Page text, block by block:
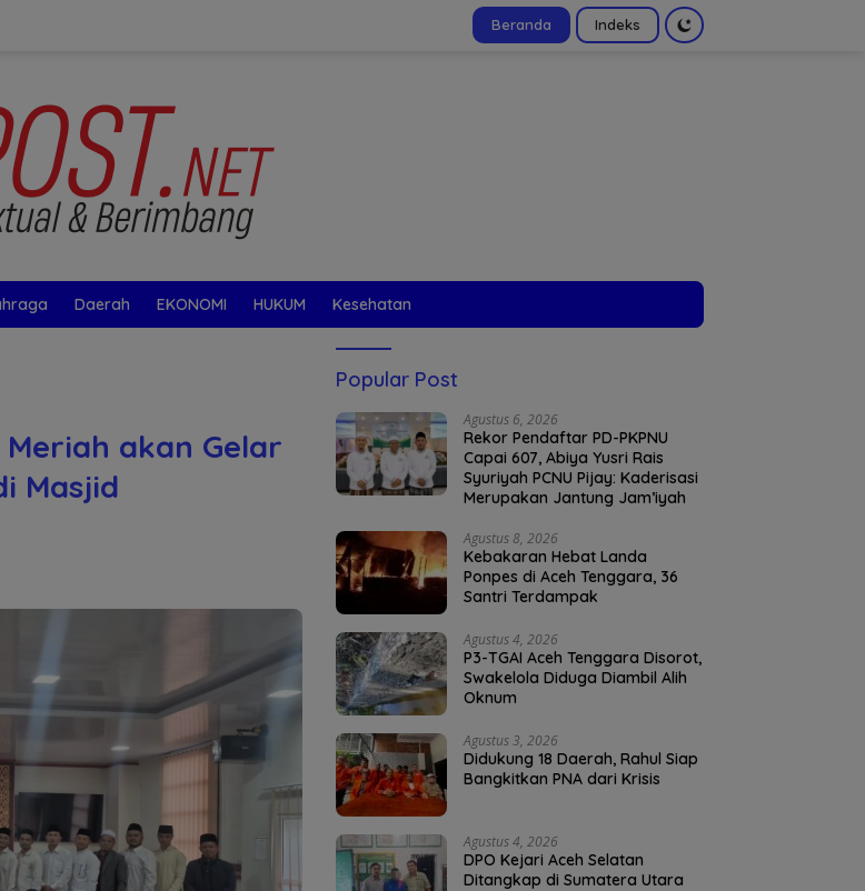
Beranda Indeks
Daerah EKONOMI HUKUM Kesehatan
akan Gelar
Masjid
Popular Post
Agustus 6, 2026
Rekor Pendaftar PD-PKPNU
Capai 607, Abiya Yusri Rais
Syuriyah PCNU Pijay: Kaderisasi
Merupakan Jantung Jam’iyah
Agustus 8, 2026
Kebakaran Hebat Landa
Ponpes di Aceh Tenggara, 36
Santri Terdampak
Agustus 4, 2026
P3-TGAI Aceh Tenggara Disorot,
Swakelola Diduga Diambil Alih
Oknum
Agustus 3, 2026
Didukung 18 Daerah, Rahul Siap
Bangkitkan PNA dari Krisis
Agustus 4, 2026
DPO Kejari Aceh Selatan
Ditangkap di Sumatera Utara